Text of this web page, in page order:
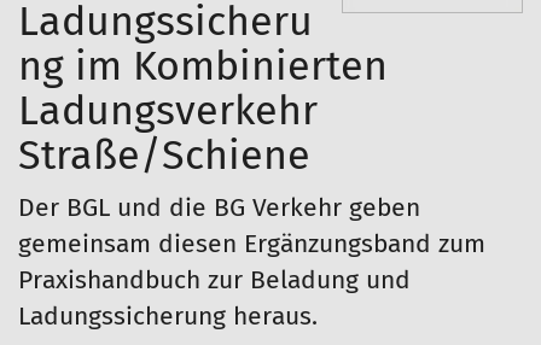
Ladungssicheru
ng im Kombinierten
Ladungsverkehr
Straße/Schiene
Der BGL und die BG Verkehr geben
gemeinsam diesen Ergänzungsband zum
Praxishandbuch zur Beladung und
Ladungssicherung heraus.